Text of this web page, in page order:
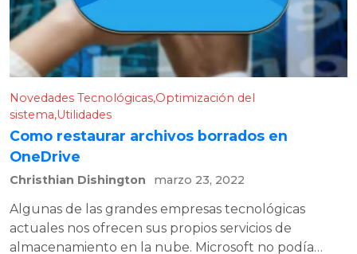
Novedades Tecnológicas Optimización del
sistema Utilidades
Como restaurar archivos borrados en
OneDrive
Christhian Dishington marzo 23, 2022
Algunas de las grandes empresas tecnológicas
actuales nos ofrecen sus propios servicios de
almacenamiento en la nube. Microsoft no podía…